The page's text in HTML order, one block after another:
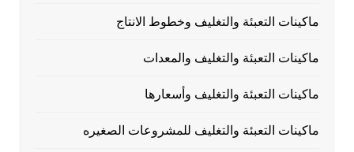
ماكينات التعبئة والتغليف وخطوط الانتاج
ماكينات التعبئة والتغليف والمعدات
ماكينات التعبئة والتغليف وأسعارها
ماكينات التعبئة والتغليف للمشروعات الصغيره